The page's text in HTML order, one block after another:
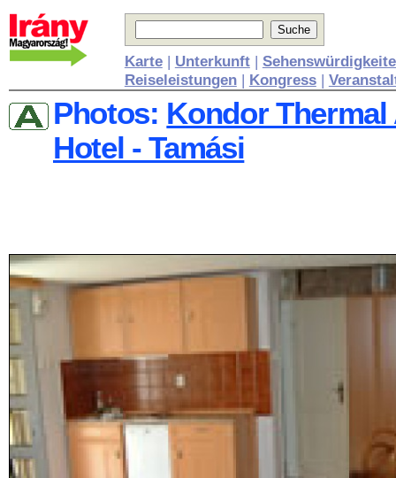
Karte| Unterkunft|
Reiseleistungen| Kongress|
Photos: Kondor Thermal
Hotel - Tamási